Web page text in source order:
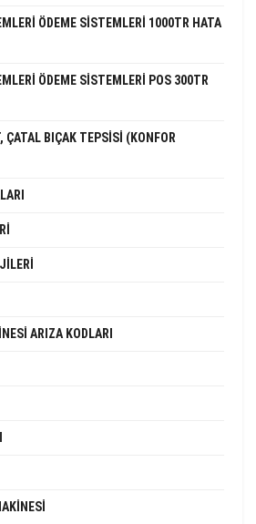
ÖDEME SISTEMLERI 1000TR HATA
ÖDEME SISTEMLERI POS 300TR
ÇATAL BIÇAK TEPSISI (KONFOR
ARIZA KODLARI